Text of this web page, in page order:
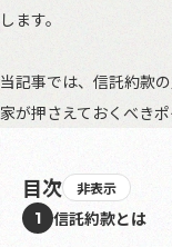
します。
当記事では、信託約款
家が押さえておくべき
目次 非表示
1 信託約款とは